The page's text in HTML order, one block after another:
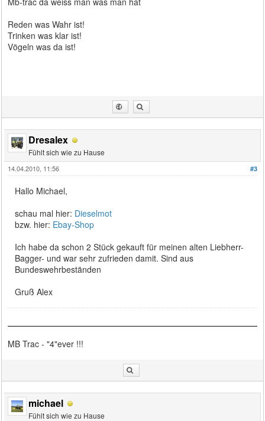
Reden was Wahr ist!
Trinken was klar ist!
Vögeln was da ist!
Dresalex
Fühlt sich wie zu Hause
#3
14.04.2010, 11:56
Hallo Michael,
schau mal hier: Dieselmot
bzw. hier: Ebay-Shop
Ich habe da schon 2 Stück gekauft für meinen alten Liebherr-
Bagger- und war sehr zufrieden damit. Sind aus
Bundeswehrbeständen
Gruß Alex
MB Trac - "4"ever !!!
michael
Fühlt sich wie zu Hause